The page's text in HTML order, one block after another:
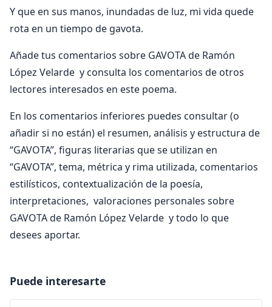
Y que en sus manos, inundadas de luz, mi vida quede
rota en un tiempo de gavota.
Añade tus comentarios sobre GAVOTA de Ramón
López Velarde y consulta los comentarios de otros
lectores interesados en este poema.
En los comentarios inferiores puedes consultar (o
añadir si no están) el resumen, análisis y estructura de
“GAVOTA”, figuras literarias que se utilizan en
“GAVOTA”, tema, métrica y rima utilizada, comentarios
estilísticos, contextualización de la poesía,
interpretaciones, valoraciones personales sobre
GAVOTA de Ramón López Velarde y todo lo que
desees aportar.
Puede interesarte